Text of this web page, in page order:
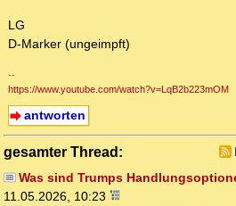
LG
D-Marker (ungeimpft)
--
https://www.youtube.com/watch?v=LqB2b223mOM
antworten
gesamter Thread:
Was sind Trumps
11.05.2026, 10:23